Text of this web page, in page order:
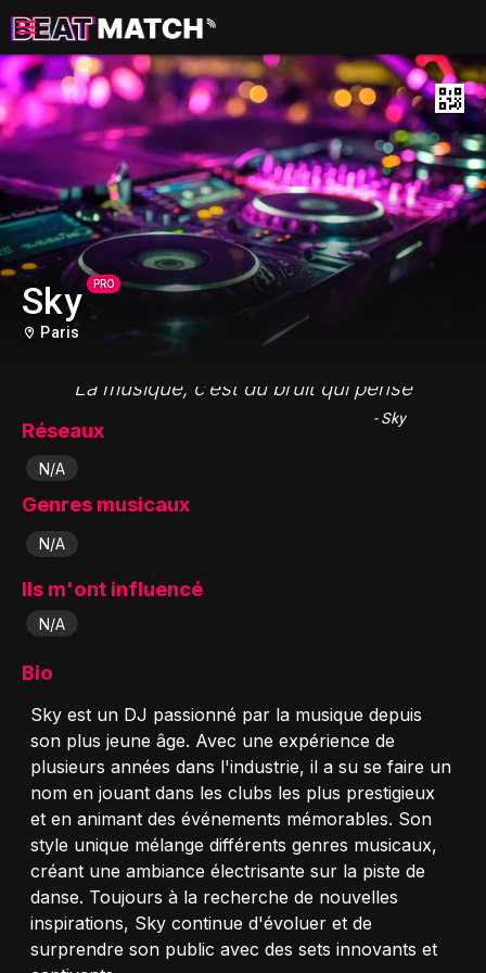
Sky PRO
Paris
"La musique, c’est du bruit qui pense"
- Sky
Réseaux
N/A
Genres musicaux
N/A
Ils m'ont influencé
N/A
Bio
Sky est un DJ passionné par la musique depuis
son plus jeune âge. Avec une expérience de
plusieurs années dans l'industrie, il a su se faire un
nom en jouant dans les clubs les plus prestigieux
et en animant des événements mémorables. Son
style unique mélange différents genres musicaux,
créant une ambiance électrisante sur la piste de
danse. Toujours à la recherche de nouvelles
inspirations, Sky continue d'évoluer et de
surprendre son public avec des sets innovants et